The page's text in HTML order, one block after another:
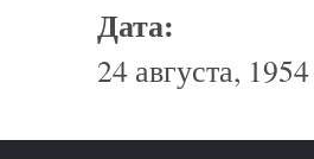
Дата:
24 августа,